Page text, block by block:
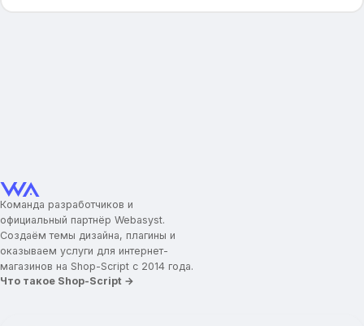
Команда разработчиков и
официальный партнёр Webasyst.
Создаём темы дизайна, плагины и
оказываем услуги для интернет-
магазинов на Shop-Script с 2014 года.
Что такое Shop-Script →